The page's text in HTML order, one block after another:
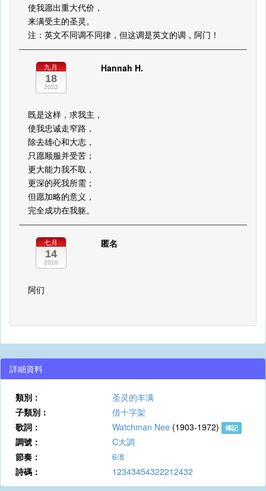
使我愿出重大代价，
来满受主的圣灵。
注：英文不同调不同律，但这调是英文的调，阿门！
九月
18
2022
Hannah H.
既是这样，求我主，
使我忠诚走窄路，
除去雄心和大志，
只愿顺服并受苦；
更大能力我不取，
更深的死我所需；
但愿加略的意义，
完全成功在我躯。
七月
14
2016
匿名
阿们
詳細資料
類別：
圣灵的丰满
子類別：
借十字架
歌詞：
Watchman Nee (1903-1972) 傳記
調號：
C大調
節奏：
6/8
詩碼：
12343454322212432